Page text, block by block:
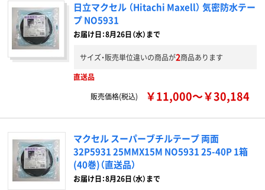
日立マクセル （Hitachi Maxell） 気密防水テー
プ NO5931
お届け日：8月26日（水）まで
サイズ・販売単位違いの商品が2商品あります
直送品
販売価格(税込)
￥11,000～￥30,184
マクセル スーパーブチルテープ 両面
32P5931 25MMX15M NO5931 25-40P 1箱
(40巻)（直送品）
お届け日：8月26日（水）まで